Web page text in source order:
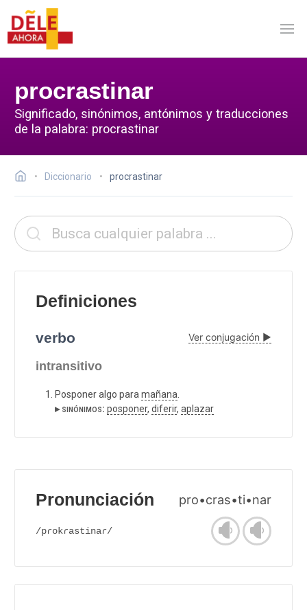
procrastinar
Significado, sinónimos, antónimos y traducciones
de la palabra: procrastinar
Diccionario procrastinar
Definiciones
verbo Ver conjugación ▶
intransitivo
Posponer algo para mañana
▸ sinónimos: posponer, diferir, aplazar
Pronunciación pro•cras•ti•nar
/pɾokɾastinaɾ/